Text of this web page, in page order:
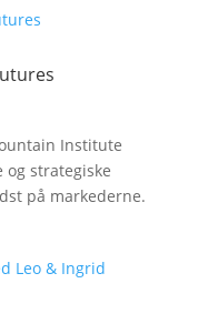
Institute
strategiske
på markederne.